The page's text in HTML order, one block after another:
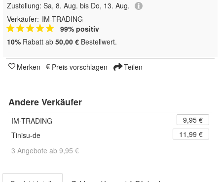
Zustellung: Sa, 8. Aug. bis Do, 13. Aug.
Verkäufer: IM-TRADING
99% positiv
10% Rabatt ab 50,00 € Bestellwert.
Merken Preis vorschlagen Teilen
Andere Verkäufer
IM-TRADING
9,95 €
Tinisu-de
11,99 €
3 Angebote ab 9,95 €